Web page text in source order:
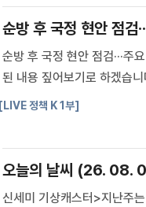
순방 후 국정 현안 점검
순방 후 국정 현안 점검···
된 내용 짚어보기로 하겠습
를 직접 설명했는데요.관련
[LIVE 정책 K 1부]
오늘의 날씨 (26. 08.
신세미 기상캐스터>지난주